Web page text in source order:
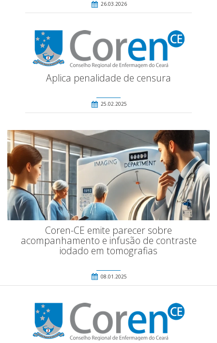
26.03.2026
Aplica penalidade de censura
25.02.2025
Coren-CE emite parecer sobre
acompanhamento e infusão de contraste
iodado em tomografias
08.01.2025